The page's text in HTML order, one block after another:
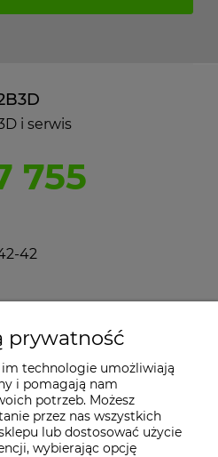
i serwis
755
42
prywatność
technologie umożliwiają
i pomagają nam
potrzeb. Możesz
przez nas wszystkich
lub dostosować użycie
wybierając opcję